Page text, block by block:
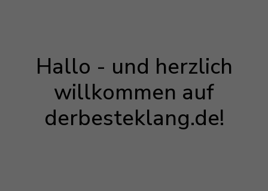
Hallo - und herzlich
willkommen auf
derbesteklang.de!